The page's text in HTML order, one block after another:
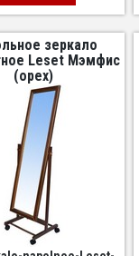
зеркало
Leset Мэмфис
(орех)